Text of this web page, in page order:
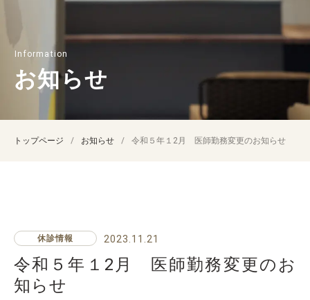
お知らせ
トップページ お知らせ 令和５年１2月 医師勤務変更のお知らせ
休診情報 2023.11.21
令和５年１2月 医師勤務変更のお
知らせ